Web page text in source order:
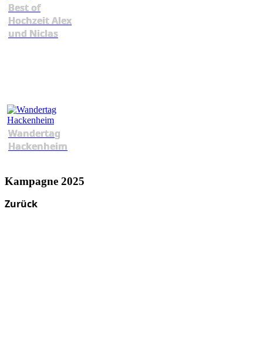
Best of
Hochzeit Alex
und Niclas
Wandertag
Hackenheim
Kampagne 2025
Zurück